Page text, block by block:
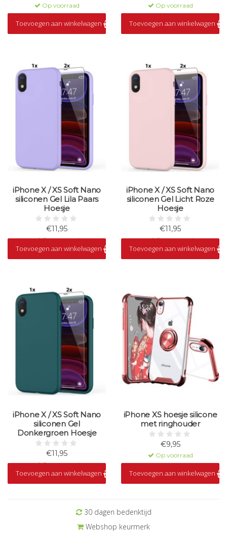
Op voorraad
Toevoegen aan winkelwagen
Op voorraad
Toevoegen aan winkelwagen
iPhone X / XS Soft Nano
siliconen Gel Lila Paars
Hoesje
€11,95
Op voorraad
Toevoegen aan winkelwagen
iPhone X / XS Soft Nano
siliconen Gel Licht Roze
Hoesje
€11,95
Op voorraad
Toevoegen aan winkelwagen
iPhone X / XS Soft Nano
siliconen Gel
Donkergroen Hoesje
€11,95
Op voorraad
Toevoegen aan winkelwagen
iPhone XS hoesje silicone
met ringhouder
€9,95
Op voorraad
Toevoegen aan winkelwagen
30 dagen bedenktijd
Webshop keurmerk